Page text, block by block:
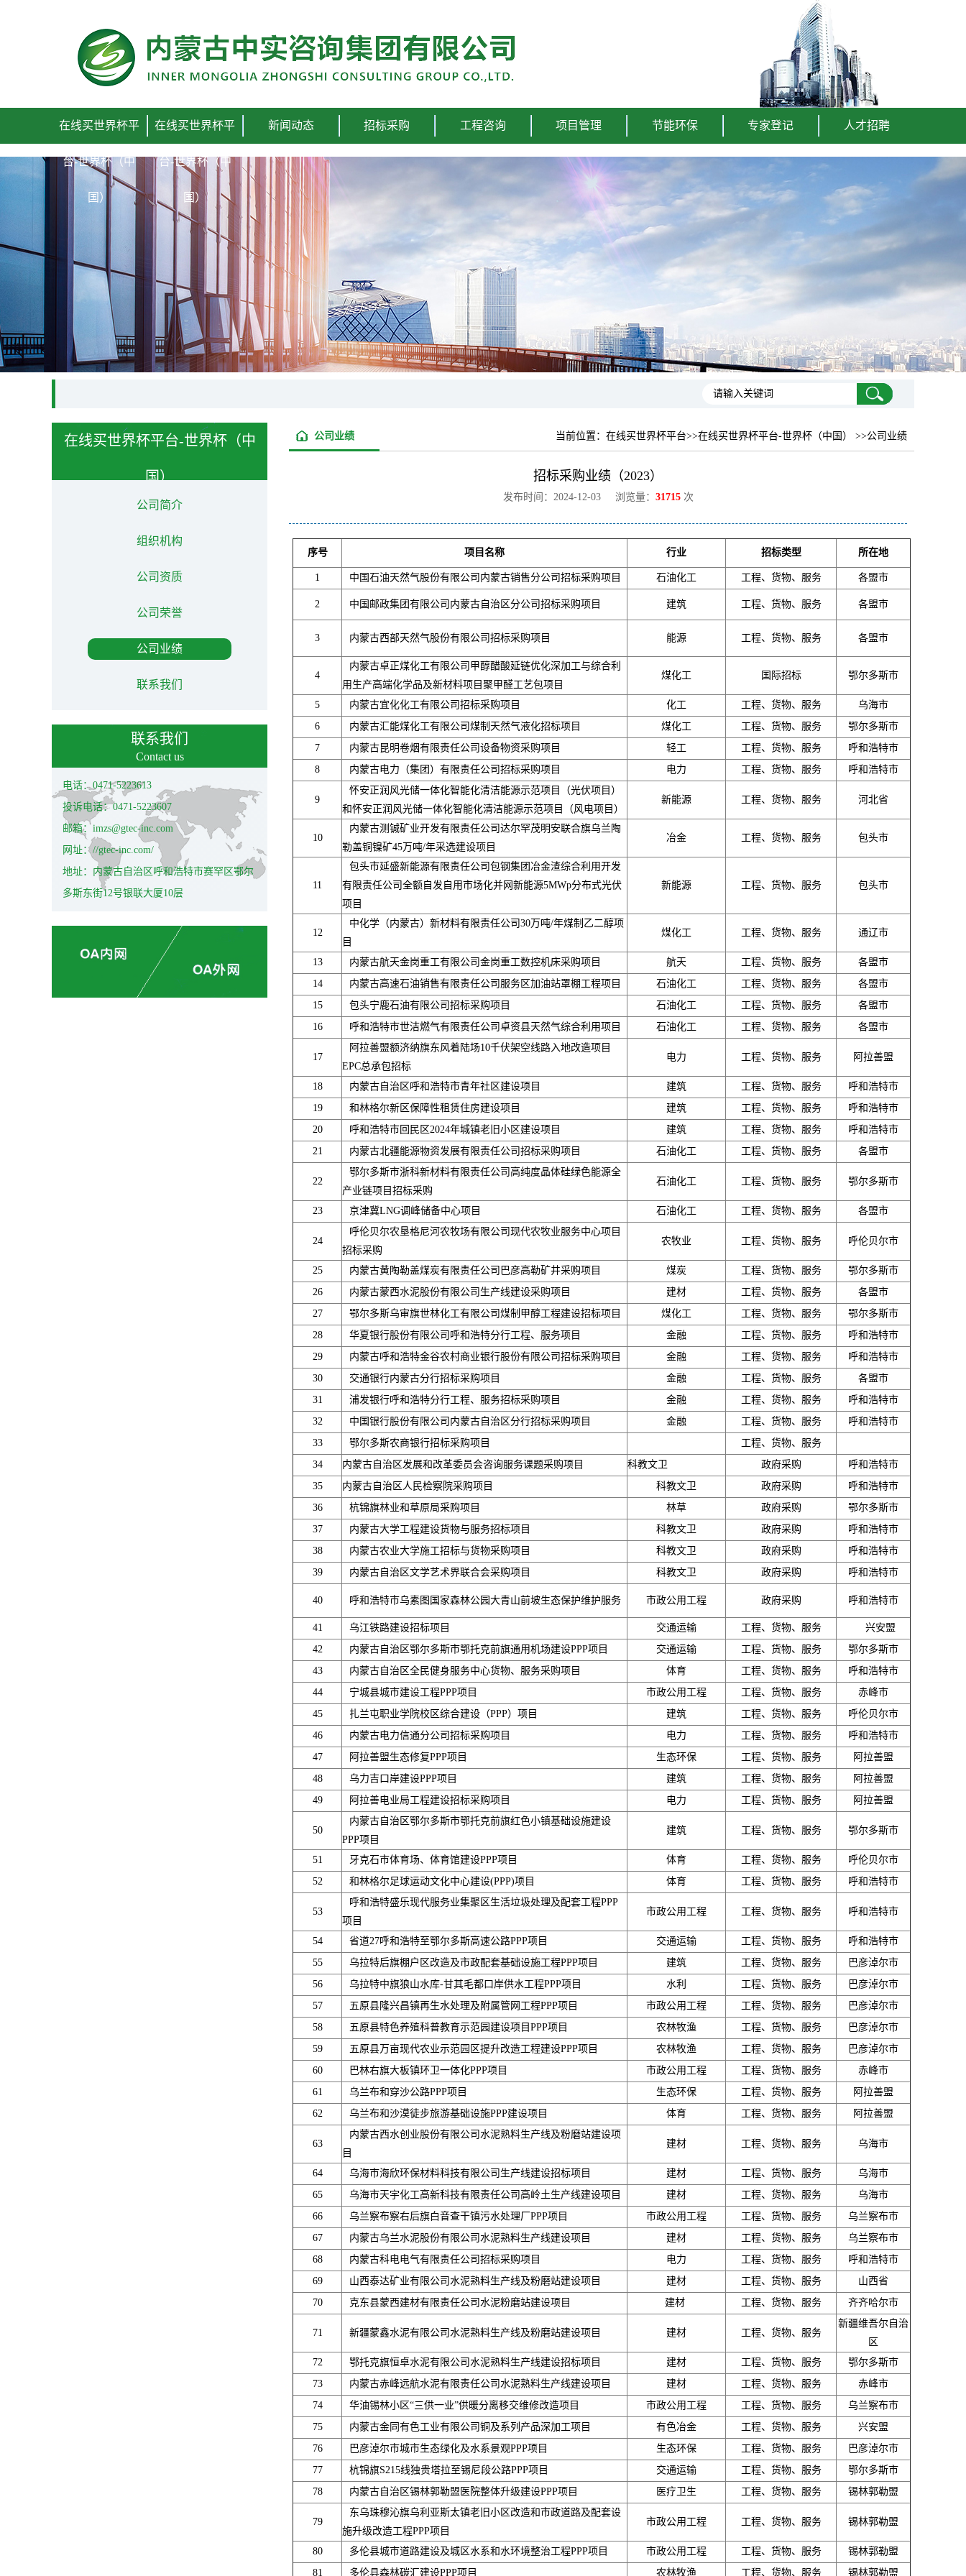
在线买世界杯平
台-世界杯（中
国）
在线买世界杯平
台-世界杯（中
国）
新闻动态 招标采购 工程咨询 项目管理 节能环保 专家登记 人才招聘
在线买世界杯平台-世界杯（中
国）
About us
公司简介
组织机构
公司资质
公司荣誉
公司业绩
联系我们
联系我们
Contact us
电话：0471-5223613
投诉电话：0471-5223607
邮箱：imzs@gtec-inc.com
网址：//gtec-inc.com/
地址：内蒙古自治区呼和浩特市赛罕区鄂尔
多斯东街12号银联大厦10层
当前位置： 在线买世界杯平台>>在线买世界杯平台-世界杯（中国） >>公司业绩
公司业绩
招标采购业绩（2023）
发布时间：2024-12-03 浏览量： 31715次
序号 项目名称 行业 招标类型 所在地
1 中国石油天然气股份有限公司内蒙古销售分公司招标采购项目 石油化工 工程、货物、服务 各盟市
2 中国邮政集团有限公司内蒙古自治区分公司招标采购项目 建筑 工程、货物、服务 各盟市
3 内蒙古西部天然气股份有限公司招标采购项目 能源 工程、货物、服务 各盟市
4
内蒙古卓正煤化工有限公司甲醇醋酸延链优化深加工与综合利
用生产高端化学品及新材料项目聚甲醛工艺包项目
煤化工 国际招标 鄂尔多斯市
5 内蒙古宜化化工有限公司招标采购项目 化工 工程、货物、服务
乌海市
6
内蒙古汇能煤化工有限公司煤制天然气液化招标项目 煤化工 工程、货物、服务
鄂尔多斯市
7
内蒙古昆明卷烟有限责任公司设备物资采购项目 轻工 工程、货物、服务
呼和浩特市
8
内蒙古电力（集团）有限责任公司招标采购项目 电力 工程、货物、服务 呼和浩特市
9
怀安正润风光储一体化智能化清洁能源示范项目（光伏项目）
和怀安正润风光储一体化智能化清洁能源示范项目（风电项目）
新能源 工程、货物、服务 河北省
10
内蒙古测铖矿业开发有限责任公司达尔罕茂明安联合旗乌兰陶
勒盖铜镍矿45万吨/年采选建设项目
冶金 工程、货物、服务 包头市
11
包头市延盛新能源有限责任公司包钢集团冶金渣综合利用开发
有限责任公司全额自发自用市场化并网新能源5MWp分布式光伏
项目
新能源 工程、货物、服务 包头市
12
中化学（内蒙古）新材料有限责任公司30万吨/年煤制乙二醇项
目
煤化工 工程、货物、服务 通辽市
13 内蒙古航天金岗重工有限公司金岗重工数控机床采购项目 航天 工程、货物、服务
各盟市
14
内蒙古高速石油销售有限责任公司服务区加油站罩棚工程项目 石油化工 工程、货物、服务
各盟市
15
包头宁鹿石油有限公司招标采购项目 石油化工 工程、货物、服务
各盟市
16
呼和浩特市世洁燃气有限责任公司卓资县天然气综合利用项目 石油化工 工程、货物、服务 各盟市
17
阿拉善盟额济纳旗东风着陆场10千伏架空线路入地改造项目
EPC总承包招标
电力 工程、货物、服务 阿拉善盟
18 内蒙古自治区呼和浩特市青年社区建设项目 建筑 工程、货物、服务
呼和浩特市
19
和林格尔新区保障性租赁住房建设项目 建筑 工程、货物、服务
呼和浩特市
20
呼和浩特市回民区2024年城镇老旧小区建设项目 建筑 工程、货物、服务
呼和浩特市
21
内蒙古北疆能源物资发展有限责任公司招标采购项目 石油化工 工程、货物、服务 各盟市
22
鄂尔多斯市浙科新材料有限责任公司高纯度晶体硅绿色能源全
产业链项目招标采购
石油化工 工程、货物、服务 鄂尔多斯市
23 京津冀LNG调峰储备中心项目 石油化工 工程、货物、服务 各盟市
24
呼伦贝尔农垦格尼河农牧场有限公司现代农牧业服务中心项目
招标采购
农牧业 工程、货物、服务 呼伦贝尔市
25 内蒙古黄陶勒盖煤炭有限责任公司巴彦高勒矿井采购项目 煤炭 工程、货物、服务
鄂尔多斯市
26
内蒙古蒙西水泥股份有限公司生产线建设采购项目 建材 工程、货物、服务
各盟市
27
鄂尔多斯乌审旗世林化工有限公司煤制甲醇工程建设招标项目 煤化工 工程、货物、服务
鄂尔多斯市
28
华夏银行股份有限公司呼和浩特分行工程、服务项目 金融 工程、货物、服务
呼和浩特市
29
内蒙古呼和浩特金谷农村商业银行股份有限公司招标采购项目 金融 工程、货物、服务
呼和浩特市
30
交通银行内蒙古分行招标采购项目 金融 工程、货物、服务
各盟市
31
浦发银行呼和浩特分行工程、服务招标采购项目 金融 工程、货物、服务
呼和浩特市
32
中国银行股份有限公司内蒙古自治区分行招标采购项目 金融 工程、货物、服务
呼和浩特市
33
鄂尔多斯农商银行招标采购项目
工程、货物、服务
34
内蒙古自治区发展和改革委员会咨询服务课题采购项目 科教文卫 政府采购
呼和浩特市
35
内蒙古自治区人民检察院采购项目 科教文卫 政府采购
呼和浩特市
36
杭锦旗林业和草原局采购项目 林草 政府采购
鄂尔多斯市
37
内蒙古大学工程建设货物与服务招标项目 科教文卫 政府采购
呼和浩特市
38
内蒙古农业大学施工招标与货物采购项目 科教文卫 政府采购
呼和浩特市
39
内蒙古自治区文学艺术界联合会采购项目 科教文卫 政府采购 呼和浩特市
40 呼和浩特市乌素图国家森林公园大青山前坡生态保护维护服务 市政公用工程 政府采购 呼和浩特市
41 乌江铁路建设招标项目 交通运输 工程、货物、服务
兴安盟
42
内蒙古自治区鄂尔多斯市鄂托克前旗通用机场建设PPP项目 交通运输 工程、货物、服务
鄂尔多斯市
43
内蒙古自治区全民健身服务中心货物、服务采购项目 体育 工程、货物、服务
呼和浩特市
44
宁城县城市建设工程PPP项目 市政公用工程 工程、货物、服务
赤峰市
45
扎兰屯职业学院校区综合建设（PPP）项目 建筑 工程、货物、服务
呼伦贝尔市
46
内蒙古电力信通分公司招标采购项目 电力 工程、货物、服务
呼和浩特市
47
阿拉善盟生态修复PPP项目 生态环保 工程、货物、服务
阿拉善盟
48
乌力吉口岸建设PPP项目 建筑 工程、货物、服务
阿拉善盟
49
阿拉善电业局工程建设招标采购项目 电力 工程、货物、服务 阿拉善盟
50
内蒙古自治区鄂尔多斯市鄂托克前旗红色小镇基础设施建设
PPP项目
建筑 工程、货物、服务 鄂尔多斯市
51 牙克石市体育场、体育馆建设PPP项目 体育 工程、货物、服务
呼伦贝尔市
52
和林格尔足球运动文化中心建设(PPP)项目 体育 工程、货物、服务 呼和浩特市
53
呼和浩特盛乐现代服务业集聚区生活垃圾处理及配套工程PPP
项目
市政公用工程 工程、货物、服务 呼和浩特市
54 省道27呼和浩特至鄂尔多斯高速公路PPP项目 交通运输 工程、货物、服务
呼和浩特市
55
乌拉特后旗棚户区改造及市政配套基础设施工程PPP项目 建筑 工程、货物、服务
巴彦淖尔市
56
乌拉特中旗狼山水库-甘其毛都口岸供水工程PPP项目 水利 工程、货物、服务
巴彦淖尔市
57
五原县隆兴昌镇再生水处理及附属管网工程PPP项目 市政公用工程 工程、货物、服务
巴彦淖尔市
58
五原县特色养殖科普教育示范园建设项目PPP项目 农林牧渔 工程、货物、服务
巴彦淖尔市
59
五原县万亩现代农业示范园区提升改造工程建设PPP项目 农林牧渔 工程、货物、服务
巴彦淖尔市
60
巴林右旗大板镇环卫一体化PPP项目 市政公用工程 工程、货物、服务
赤峰市
61
乌兰布和穿沙公路PPP项目 生态环保 工程、货物、服务
阿拉善盟
62
乌兰布和沙漠徒步旅游基础设施PPP建设项目 体育 工程、货物、服务 阿拉善盟
63
内蒙古西水创业股份有限公司水泥熟料生产线及粉磨站建设项
目
建材 工程、货物、服务 乌海市
64 乌海市海欣环保材料科技有限公司生产线建设招标项目 建材 工程、货物、服务
乌海市
65
乌海市天宇化工高新科技有限责任公司高岭土生产线建设项目 建材 工程、货物、服务
乌海市
66
乌兰察布察右后旗白音查干镇污水处理厂PPP项目 市政公用工程 工程、货物、服务
乌兰察布市
67
内蒙古乌兰水泥股份有限公司水泥熟料生产线建设项目 建材 工程、货物、服务
乌兰察布市
68
内蒙古科电电气有限责任公司招标采购项目 电力 工程、货物、服务
呼和浩特市
69
山西泰达矿业有限公司水泥熟料生产线及粉磨站建设项目 建材 工程、货物、服务
山西省
70
克东县蒙西建材有限责任公司水泥粉磨站建设项目 建材 工程、货物、服务 齐齐哈尔市
71 新疆蒙鑫水泥有限公司水泥熟料生产线及粉磨站建设项目 建材 工程、货物、服务
新疆维吾尔自治
区
72
鄂托克旗恒卓水泥有限公司水泥熟料生产线建设招标项目 建材 工程、货物、服务
鄂尔多斯市
73
内蒙古赤峰远航水泥有限责任公司水泥熟料生产线建设项目 建材 工程、货物、服务
赤峰市
74
华油锡林小区“三供一业”供暖分离移交维修改造项目 市政公用工程 工程、货物、服务
乌兰察布市
75
内蒙古金同有色工业有限公司铜及系列产品深加工项目 有色冶金 工程、货物、服务
兴安盟
76
巴彦淖尔市城市生态绿化及水系景观PPP项目 生态环保 工程、货物、服务
巴彦淖尔市
77
杭锦旗S215线独贵塔拉至锡尼段公路PPP项目 交通运输 工程、货物、服务
鄂尔多斯市
78
内蒙古自治区锡林郭勒盟医院整体升级建设PPP项目 医疗卫生 工程、货物、服务 锡林郭勒盟
79
东乌珠穆沁旗乌利亚斯太镇老旧小区改造和市政道路及配套设
施升级改造工程PPP项目
市政公用工程 工程、货物、服务 锡林郭勒盟
80 多伦县城市道路建设及城区水系和水环境整治工程PPP项目 市政公用工程 工程、货物、服务
锡林郭勒盟
81
多伦县森林碳汇建设PPP项目 农林牧渔 工程、货物、服务 锡林郭勒盟